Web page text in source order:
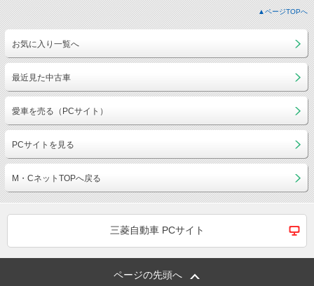
▲ページTOPへ
お気に入り一覧へ
最近見た中古車
愛車を売る（PCサイト）
PCサイトを見る
M・CネットTOPへ戻る
三菱自動車 PCサイト
ページの先頭へ